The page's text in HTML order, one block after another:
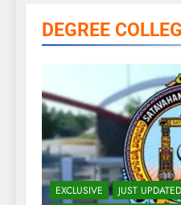
DEGREE
EXCLUSIVE JUST UPDATED